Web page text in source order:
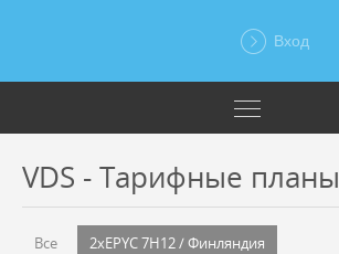
Вход
VDS - Тарифные планы
Все 2xEPYC 7H12 / Финляндия